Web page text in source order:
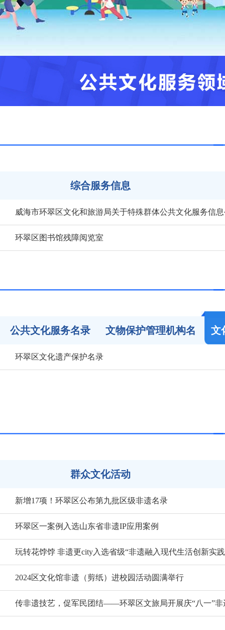
综合服务信息
威海市环翠区文化和旅游局关于特殊群体公共文化服务信
环翠区图书馆残障阅览室
公共文化服务名录 文物保护管理机构名 文
环翠区文化遗产保护名录
群众文化活动
新增17项！环翠区公布第九批区级非遗名录
环翠区一案例入选山东省非遗IP应用案例
玩转花饽饽 非遗更city入选省级“非遗融入现代生活创新实
2024区文化馆非遗（剪纸）进校园活动圆满举行
传非遗技艺，促军民团结——环翠区文旅局开展庆“八一”非